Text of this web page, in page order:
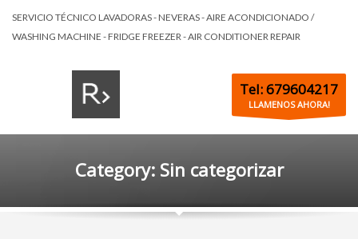
SERVICIO TÉCNICO LAVADORAS - NEVERAS - AIRE ACONDICIONADO /
WASHING MACHINE - FRIDGE FREEZER - AIR CONDITIONER REPAIR
Tel: 679604217
LLAMENOS AHORA!
Category: Sin categorizar